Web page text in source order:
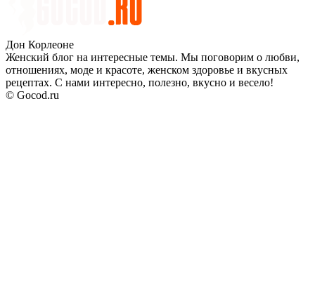
Дон Корлеоне
Женский блог на интересные темы. Мы поговорим о любви,
отношениях, моде и красоте, женском здоровье и вкусных
рецептах. С нами интересно, полезно, вкусно и весело!
© Gocod.ru